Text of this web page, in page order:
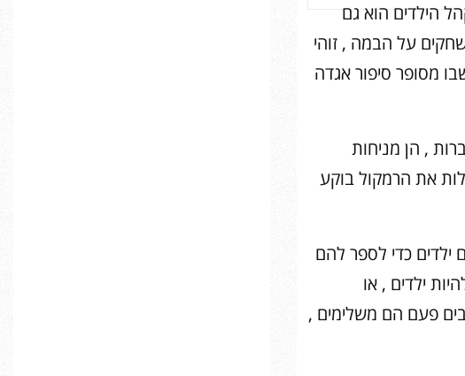
הילדים הוא גם
על הבמה , זוהי
מסופר סיפור אגדה
, הן מניחות
את הרמקול בוקע
ילדים כדי לספר להם
ילדים , או
פעם הם משלימים ,